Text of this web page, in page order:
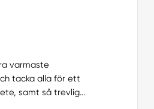
varmaste
tacka alla för ett
samt så trevlig...